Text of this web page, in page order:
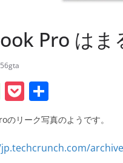
Pro は
Li
n
e
P
ck
et
有
のリーク写真のようです。